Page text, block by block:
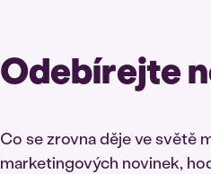
Odebírejte
Co se zrovna děje ve světě
marketingových novinek,